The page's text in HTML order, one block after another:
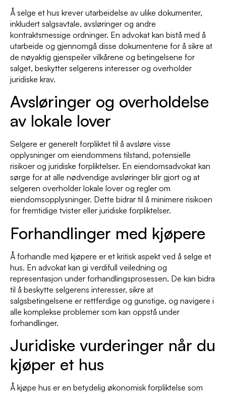
Å selge et hus krever utarbeidelse av ulike dokumenter,
inkludert salgsavtale, avsløringer og andre
kontraktsmessige ordninger. En advokat kan bistå med å
utarbeide og gjennomgå disse dokumentene for å sikre at
de nøyaktig gjenspeiler vilkårene og betingelsene for
salget, beskytter selgerens interesser og overholder
juridiske krav.
Avsløringer og overholdelse
av lokale lover
Selgere er generelt forpliktet til å avsløre visse
opplysninger om eiendommens tilstand, potensielle
risikoer og juridiske forpliktelser. En eiendomsadvokat kan
sørge for at alle nødvendige avsløringer blir gjort og at
selgeren overholder lokale lover og regler om
eiendomsopplysninger. Dette bidrar til å minimere risikoen
for fremtidige tvister eller juridiske forpliktelser.
Forhandlinger med kjøpere
Å forhandle med kjøpere er et kritisk aspekt ved å selge et
hus. En advokat kan gi verdifull veiledning og
representasjon under forhandlingsprosessen. De kan bidra
til å beskytte selgerens interesser, sikre at
salgsbetingelsene er rettferdige og gunstige, og navigere i
alle komplekse problemer som kan oppstå under
forhandlinger.
Juridiske vurderinger når du
kjøper et hus
Å kjøpe hus er en betydelig økonomisk forpliktelse som